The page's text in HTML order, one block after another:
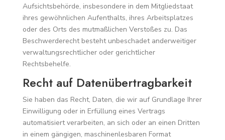
Aufsichtsbehörde, insbesondere in dem Mitgliedstaat
ihres gewöhnlichen Aufenthalts, ihres Arbeitsplatzes
oder des Orts des mutmaßlichen Verstoßes zu. Das
Beschwerderecht besteht unbeschadet anderweitiger
verwaltungsrechtlicher oder gerichtlicher
Rechtsbehelfe.
Recht auf Daten­übertrag­barkeit
Sie haben das Recht, Daten, die wir auf Grundlage Ihrer
Einwilligung oder in Erfüllung eines Vertrags
automatisiert verarbeiten, an sich oder an einen Dritten
in einem gängigen, maschinenlesbaren Format